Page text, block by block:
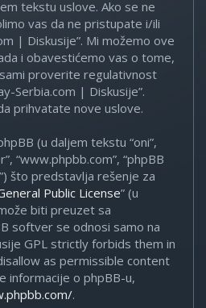
tekstu uslove. Ako se ne
vas da ne pristupate i/ili
| Diskusije”. Mi možemo ove
i obavestićemo vas o tome,
proverite regulativnost
Serbia.com | Diskusije”.
prihvatate nove uslove.
(u daljem tekstu “oni”,
“www.phpbb.com”, “phpBB
što predstavlja rešenje za
Public License” (u
biti preuzet sa
softver se odnosi samo na
GPL strictly forbids them in
as permissible content
informacije o phpBB-u,
.